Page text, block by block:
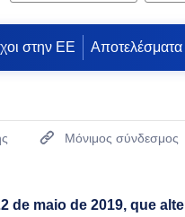
στην ΕΕ
Μόνιμος σύνδεσμος
de maio de 2019, que